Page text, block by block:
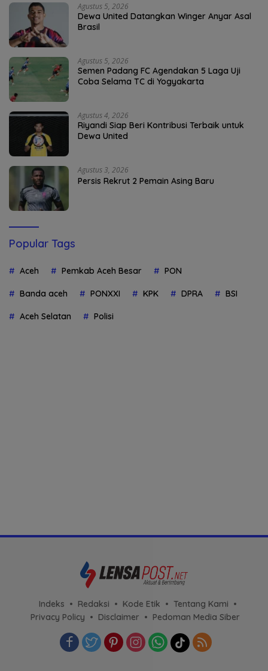
Agustus 5, 2026
Dewa United Datangkan Winger Anyar Asal
Brasil
Agustus 5, 2026
Semen Padang FC Agendakan 5 Laga Uji
Coba Selama TC di Yogyakarta
Agustus 4, 2026
Riyandi Siap Beri Kontribusi Terbaik untuk
Dewa United
Agustus 3, 2026
Persis Rekrut 2 Pemain Asing Baru
Popular Tags
Aceh Pemkab Aceh Besar PON
Banda aceh PONXXI KPK DPRA BSI
Aceh Selatan Polisi
Indeks Redaksi Kode Etik
Tentang Kami
Privacy Policy
Disclaimer Pedoman Media Siber